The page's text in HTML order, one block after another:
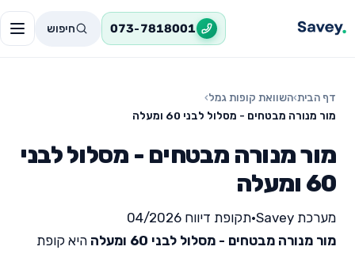
073-7818001 חיפוש
דף הבית›השוואת קופות גמל›
מור מנורה מבטחים - מסלול לבני 60 ומעלה
מור מנורה מבטחים - מסלול לבני
60 ומעלה
מערכת Savey •תקופת דיווח 04/2026
מור מנורה מבטחים - מסלול לבני 60 ומעלה
היא קופת